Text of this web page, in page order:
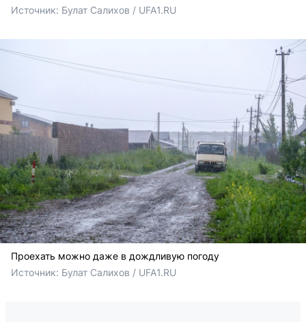
Источник: Булат Салихов / UFA1.RU
Проехать можно даже в дождливую погоду
Источник: Булат Салихов / UFA1.RU